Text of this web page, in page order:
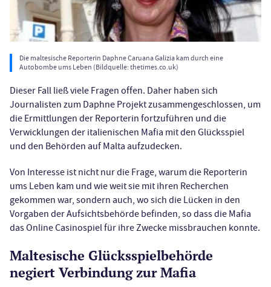
Die maltesische Reporterin Daphne Caruana Galizia kam durch eine
Autobombe ums Leben (Bildquelle: thetimes.co.uk)
Dieser Fall ließ viele Fragen offen. Daher haben sich
Journalisten zum Daphne Projekt zusammengeschlossen, um
die Ermittlungen der Reporterin fortzuführen und die
Verwicklungen der italienischen Mafia mit den Glücksspiel
und den Behörden auf Malta aufzudecken.
Von Interesse ist nicht nur die Frage, warum die Reporterin
ums Leben kam und wie weit sie mit ihren Recherchen
gekommen war, sondern auch, wo sich die Lücken in den
Vorgaben der Aufsichtsbehörde befinden, so dass die Mafia
das Online Casinospiel für ihre Zwecke missbrauchen konnte.
Maltesische Glücksspielbehörde
negiert Verbindung zur Mafia